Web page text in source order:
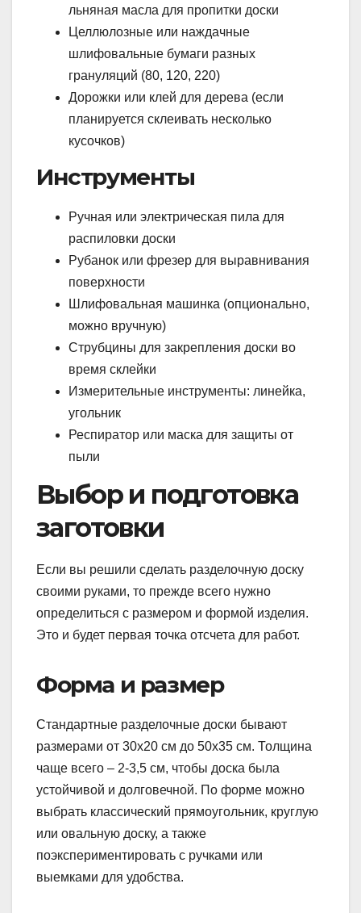
льняная масла для пропитки доски
Целлюлозные или наждачные
шлифовальные бумаги разных
грануляций (80, 120, 220)
Дорожки или клей для дерева (если
планируется склеивать несколько
кусочков)
Инструменты
Ручная или электрическая пила для
распиловки доски
Рубанок или фрезер для выравнивания
поверхности
Шлифовальная машинка (опционально,
можно вручную)
Струбцины для закрепления доски во
время склейки
Измерительные инструменты: линейка,
угольник
Респиратор или маска для защиты от
пыли
Выбор и подготовка
заготовки
Если вы решили сделать разделочную доску
своими руками, то прежде всего нужно
определиться с размером и формой изделия.
Это и будет первая точка отсчета для работ.
Форма и размер
Стандартные разделочные доски бывают
размерами от 30х20 см до 50х35 см. Толщина
чаще всего – 2-3,5 см, чтобы доска была
устойчивой и долговечной. По форме можно
выбрать классический прямоугольник, круглую
или овальную доску, а также
поэкспериментировать с ручками или
выемками для удобства.